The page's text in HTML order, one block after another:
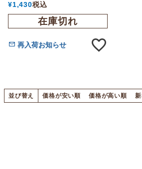
¥1,430税込
在庫切れ
再入荷お知らせ
並び替え 価格が安い順 価格が高い順